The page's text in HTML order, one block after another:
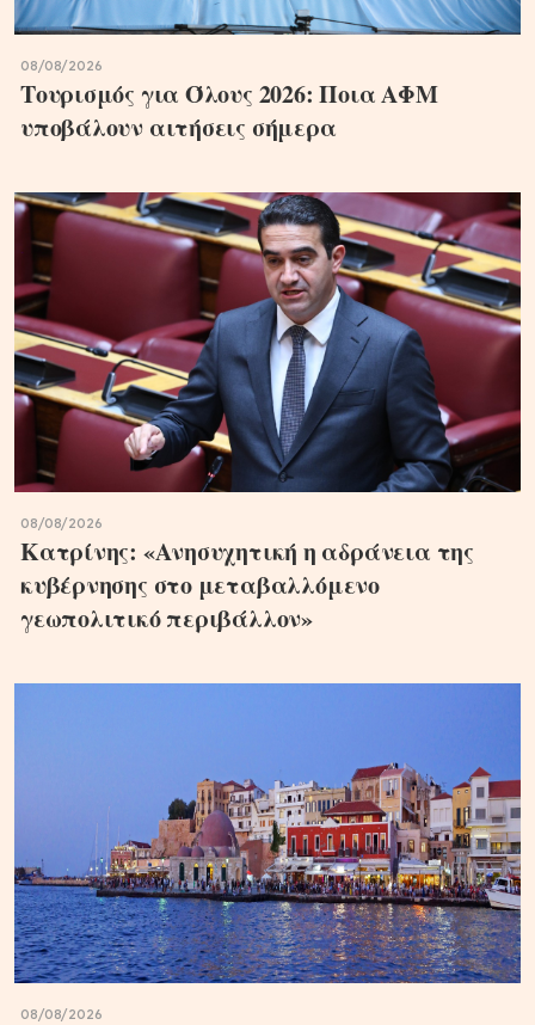
08/08/2026
Τουρισμός για Όλους 2026: Ποια ΑΦΜ
υποβάλουν αιτήσεις σήμερα
08/08/2026
Κατρίνης: «Ανησυχητική η αδράνεια της
κυβέρνησης στο μεταβαλλόμενο
γεωπολιτικό περιβάλλον»
08/08/2026